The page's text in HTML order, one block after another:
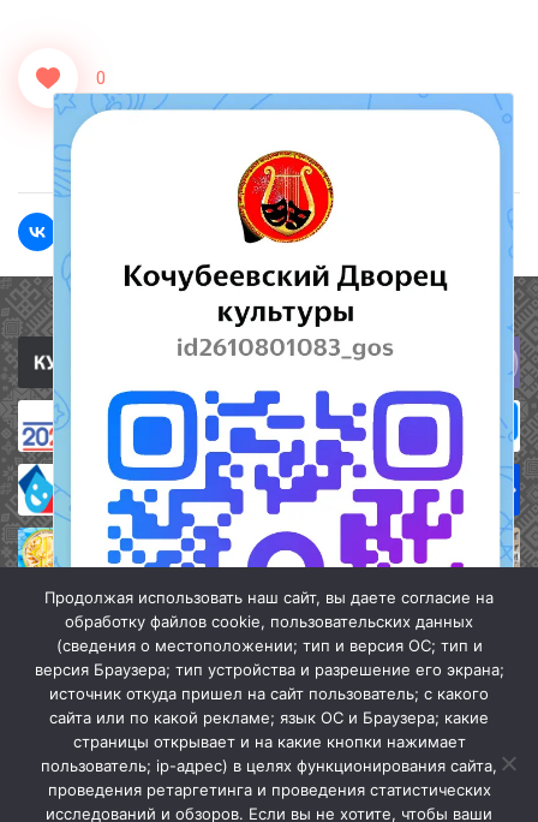
0
Полезные ссылки
«Кочубеевская централизованная клубная система» © 2026
Продолжая использовать наш сайт, вы даете согласие на
обработку файлов cookie, пользовательских данных
(сведения о местоположении; тип и версия ОС; тип и
версия Браузера; тип устройства и разрешение его экрана;
источник откуда пришел на сайт пользователь; с какого
сайта или по какой рекламе; язык ОС и Браузера; какие
страницы открывает и на какие кнопки нажимает
пользователь; ip-адрес) в целях функционирования сайта,
проведения ретаргетинга и проведения статистических
исследований и обзоров. Если вы не хотите, чтобы ваши